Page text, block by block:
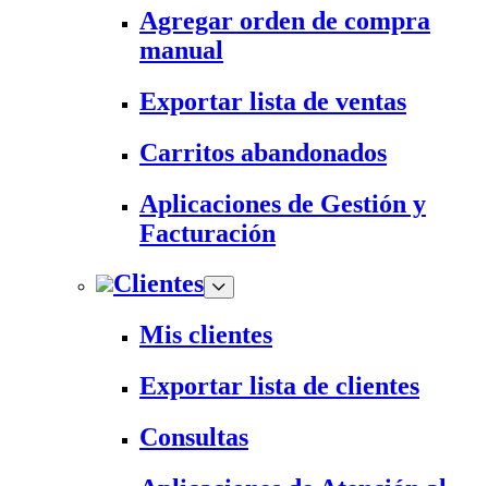
Agregar orden de compra
manual
Exportar lista de ventas
Carritos abandonados
Aplicaciones de Gestión y
Facturación
Clientes
Mis clientes
Exportar lista de clientes
Consultas